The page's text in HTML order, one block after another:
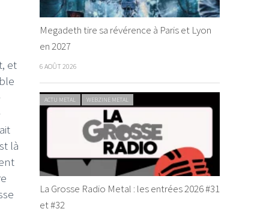
et
là
Megadeth tire sa révérence à Paris et Lyon
en 2027
6 AOÛT 2026
ACTU METAL WEBZINE METAL
La Grosse Radio Metal : les entrées 2026 #31
et #32